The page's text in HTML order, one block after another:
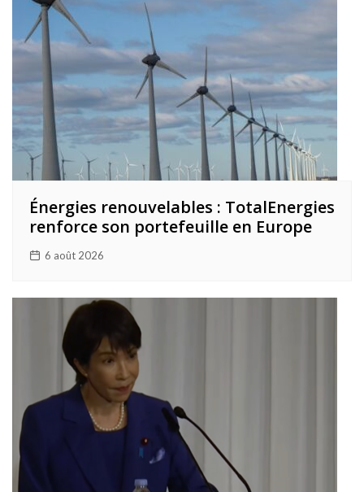
Énergies renouvelables : TotalEnergies
renforce son portefeuille en Europe
6 août 2026